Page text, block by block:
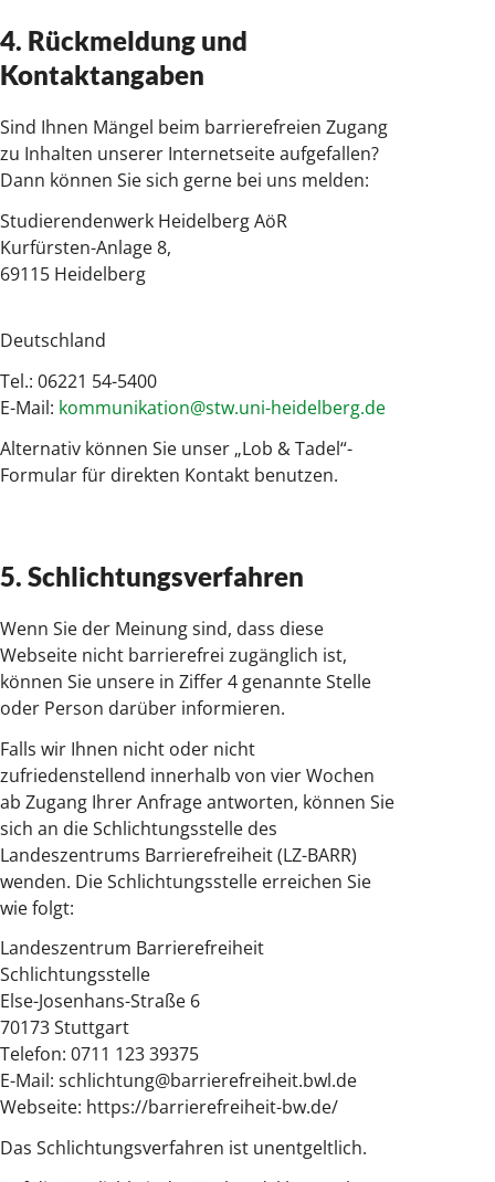
4. Rückmeldung und
Kontaktangaben
Sind Ihnen Mängel beim barrierefreien Zugang
zu Inhalten unserer Internetseite aufgefallen?
Dann können Sie sich gerne bei uns melden:
Studierendenwerk Heidelberg AöR
Kurfürsten-Anlage 8,
69115 Heidelberg
Deutschland
Tel.: 06221 54-5400
E-Mail: kommunikation@stw.uni-heidelberg.de
Alternativ können Sie unser „Lob & Tadel“-
Formular für direkten Kontakt benutzen.
5. Schlichtungsverfahren
Wenn Sie der Meinung sind, dass diese
Webseite nicht barrierefrei zugänglich ist,
können Sie unsere in Ziffer 4 genannte Stelle
oder Person darüber informieren.
Falls wir Ihnen nicht oder nicht
zufriedenstellend innerhalb von vier Wochen
ab Zugang Ihrer Anfrage antworten, können Sie
sich an die Schlichtungsstelle des
Landeszentrums Barrierefreiheit (LZ-BARR)
wenden. Die Schlichtungsstelle erreichen Sie
wie folgt:
Landeszentrum Barrierefreiheit
Schlichtungsstelle
Else-Josenhans-Straße 6
70173 Stuttgart
Telefon: 0711 123 39375
E-Mail: schlichtung@barrierefreiheit.bwl.de
Webseite: https://barrierefreiheit-bw.de/
Das Schlichtungsverfahren ist unentgeltlich.